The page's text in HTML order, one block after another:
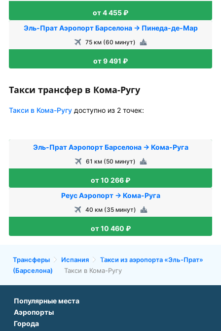
от 4 455 ₽
Эль-Прат Аэропорт Барселона → Пинеда-де-Мар
75 км (60 минут)
от 9 491 ₽
Такси трансфер в Кома-Ругу
Такси в Кома-Ругу доступно из 2 точек:
Эль-Прат Аэропорт Барселона → Кома-Руга
61 км (50 минут)
от 10 266 ₽
Реус Аэропорт → Кома-Руга
40 км (35 минут)
от 10 460 ₽
Трансферы Испания
Такси из аэропорта «Эль-Прат»
(Барселона)
Такси в Кома-Ругу
Популярные места
Аэропорт Подгорицы
Аэропорт Белграда
Аэропорты
Аэропорт Антальи
Города